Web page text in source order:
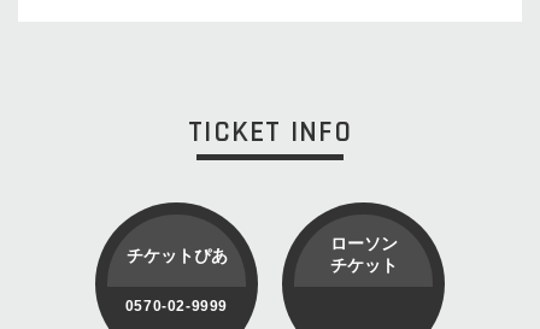
TICKET INFO
チケットぴあ
0570-02-9999
ローソン
チケット